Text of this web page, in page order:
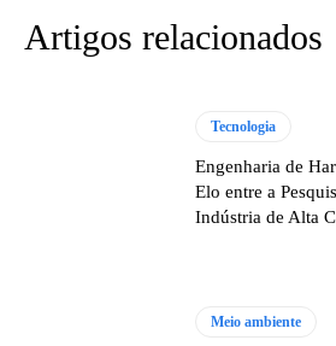
Artigos relacionados
Tecnologia
Engenharia de
Elo entre a
Indústria de Alta
Meio ambiente